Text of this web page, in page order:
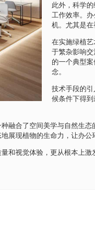
此外，科学
工作效率。
机。尤其是
在实施绿植
于繁杂影响
的一个典型
念。
技术手段的
候条件下得
融合了空间美学与自然生
展现植物的生命力，让办公
和视觉体验，更从根本上